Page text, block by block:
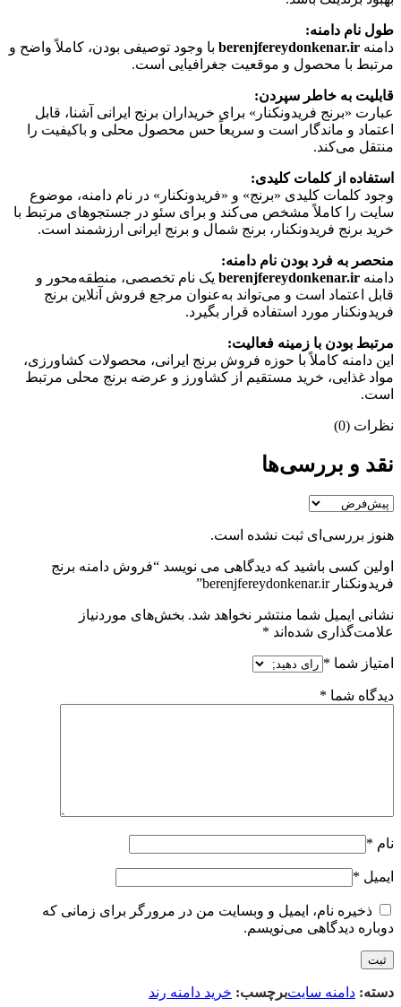
طول نام دامنه:
دامنه berenjfereydonkenar.ir با وجود توصیفی بودن، کاملاً واضح و
مرتبط با محصول و موقعیت جغرافیایی است.
قابلیت به خاطر سپردن:
عبارت «برنج فریدونکنار» برای خریداران برنج ایرانی آشنا، قابل
اعتماد و ماندگار است و سریعاً حس محصول محلی و باکیفیت را
منتقل می‌کند.
استفاده از کلمات کلیدی:
وجود کلمات کلیدی «برنج» و «فریدونکنار» در نام دامنه، موضوع
سایت را کاملاً مشخص می‌کند و برای سئو در جستجوهای مرتبط با
خرید برنج فریدونکنار، برنج شمال و برنج ایرانی ارزشمند است.
منحصر به فرد بودن نام دامنه:
دامنه berenjfereydonkenar.ir یک نام تخصصی، منطقه‌محور و
قابل اعتماد است و می‌تواند به‌عنوان مرجع فروش آنلاین برنج
فریدونکنار مورد استفاده قرار بگیرد.
مرتبط بودن با زمینه فعالیت:
این دامنه کاملاً با حوزه فروش برنج ایرانی، محصولات کشاورزی،
مواد غذایی، خرید مستقیم از کشاورز و عرضه برنج محلی مرتبط
است.
نظرات (0)
نقد و بررسی‌ها
هنوز بررسی‌ای ثبت نشده است.
اولین کسی باشید که دیدگاهی می نویسد “فروش دامنه برنج
فریدونکنار berenjfereydonkenar.ir”
نشانی ایمیل شما منتشر نخواهد شد. بخش‌های موردنیاز
علامت‌گذاری شده‌اند *
امتیاز شما *
دیدگاه شما *
نام *
ایمیل *
ذخیره نام، ایمیل و وبسایت من در مرورگر برای زمانی که
دوباره دیدگاهی می‌نویسم.
دسته: دامنه سایتبرچسب: خرید دامنه رند